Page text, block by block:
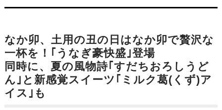
なか卯、土用の丑の日はなか卯で贅沢な
一杯を！｢うなぎ豪快盛｣登場
同時に、夏の風物詩｢すだちおろしうど
ん｣と新感覚スイーツ｢ミルク葛(くず)ア
イス｣も